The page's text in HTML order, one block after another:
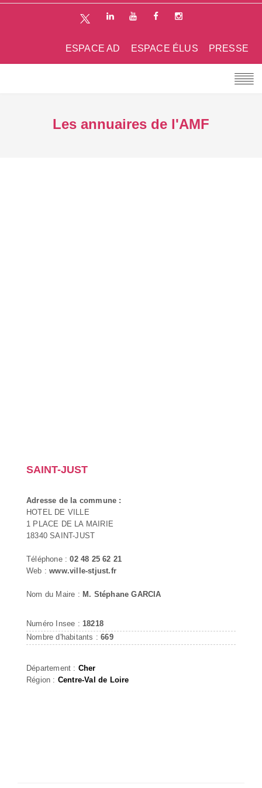
PRESSE
ESPACE ÉLUS
ESPACE AD
Les annuaires de l'AMF
SAINT-JUST
Adresse de la commune :
HOTEL DE VILLE
1 PLACE DE LA MAIRIE
18340 SAINT-JUST
Téléphone :02 48 25 62 21
Web :www.ville-stjust.fr
Nom du Maire : M. Stéphane GARCIA
Numéro Insee : 18218
Nombre d'habitants :669
Département : Cher
Région : Centre-Val de Loire